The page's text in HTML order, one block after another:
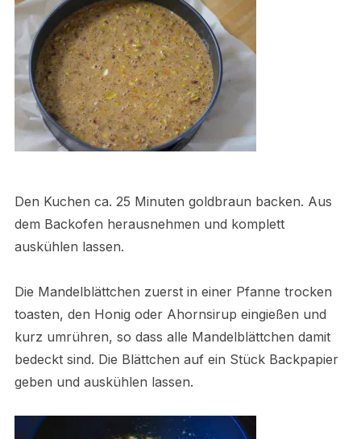
Den Kuchen ca. 25 Minuten goldbraun backen. Aus
dem Backofen herausnehmen und komplett
auskühlen lassen.
Die Mandelblättchen zuerst in einer Pfanne trocken
toasten, den Honig oder Ahornsirup eingießen und
kurz umrühren, so dass alle Mandelblättchen damit
bedeckt sind. Die Blättchen auf ein Stück Backpapier
geben und auskühlen lassen.